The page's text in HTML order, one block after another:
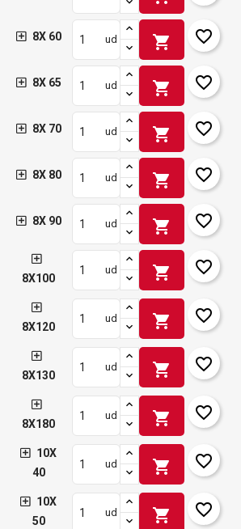
8X 60 ud shopping_cart favorite_border
8X 65 ud shopping_cart favorite_border
8X 70 ud shopping_cart favorite_border
8X 80 ud shopping_cart favorite_border
8X 90 ud shopping_cart favorite_border
8X100
ud shopping_cart favorite_border
8X120
ud shopping_cart favorite_border
8X130
ud shopping_cart favorite_border
8X180
ud shopping_cart favorite_border
10X
40
ud shopping_cart favorite_border
10X
50
ud shopping_cart favorite_border